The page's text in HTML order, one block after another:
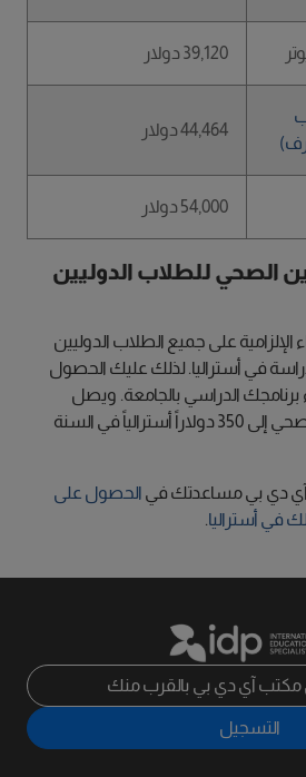
39,120 دولار
44,464 دولار
54,000 دولار
الصحي للطلاب الدوليين
الإلزامية على جميع الطلاب الدوليين
في أستراليا. لذلك عليك الحصول
الدراسي بالجامعة. ويصل
متوسط تكلفة التأمين الصحي إلى 350 دولاراً أسترالياً في السنة
دي بي مساعدتك في الحصول على
في أستراليا
آي دي بي بالقرب منك
التسجيل